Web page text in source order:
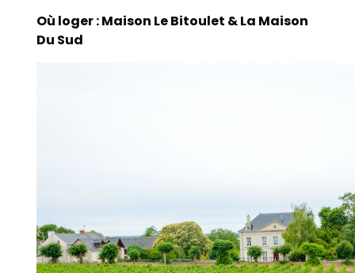
Où loger : Maison Le Bitoulet & La Maison
Du Sud